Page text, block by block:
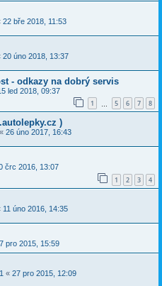
22 bře 2018, 11:53
20 úno 2018, 13:37
- odkazy na dobrý servis
led 2018, 09:37
1 5 6 7 8
)
« 26 úno 2017, 16:43
črc 2016, 13:07
1 2 3 4
11 úno 2016, 14:35
pro 2015, 15:59
« 27 pro 2015, 12:09